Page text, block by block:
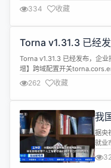
是不太认可开源，因为他认
明的是及时转身，宣布了开源
里巴巴也坚持了开源，在这个
334 收藏
Torna v1.31.3 已经
Torna v1.31.3 已经发布，企
增】跨域配置开关
目排序功能 【优化】Body
https://gitee.com/
262 收藏
我
据央
就业
己
在